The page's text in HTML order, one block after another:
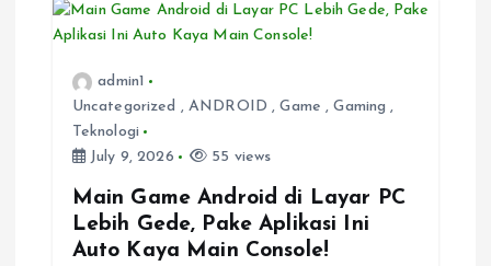
admin1
Uncategorized ,ANDROID ,Game ,Gaming ,
Teknologi
July 9, 2026
55 views
Main Game Android di Layar PC
Lebih Gede, Pake Aplikasi Ini
Auto Kaya Main Console!